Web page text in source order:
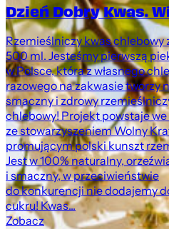
Dzień Dobry Kwas.
Rzemieślniczy kwas chlebowy
500 ml. Jesteśmy pierwszą
w Polsce, która z własnego
razowego na zakwasie tworzy
smaczny i zdrowy
chlebowy! Projekt powstaje we
ze stowarzyszeniem Wolny
promującym polski kunszt
Jest w 100% naturalny,
i smaczny, w przeciwieństwie
do konkurencji nie dodajemy
cukru! Kwas...
Zobacz